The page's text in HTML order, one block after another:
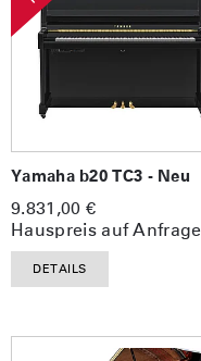
Yamaha b20 TC3 - Neu
9.831,00 €
Hauspreis auf Anfrage
DETAILS